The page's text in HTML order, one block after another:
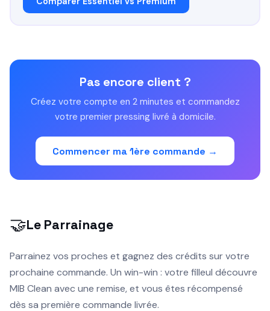
Pas encore client ?
Créez votre compte en 2 minutes et commandez
votre premier pressing livré à domicile.
Commencer ma 1ère commande →
🤝Le Parrainage
Parrainez vos proches et gagnez des crédits sur votre
prochaine commande. Un win-win : votre filleul découvre
MIB Clean avec une remise, et vous êtes récompensé
dès sa première commande livrée.